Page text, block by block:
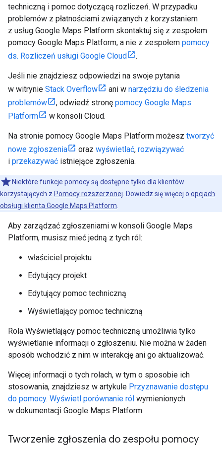
techniczną i pomoc dotyczącą rozliczeń. W przypadku
problemów z płatnościami związanych z korzystaniem
z usług Google Maps Platform skontaktuj się z zespołem
pomocy Google Maps Platform, a nie z zespołem pomocy
ds. Rozliczeń usługi Google Cloud
.
Jeśli nie znajdziesz odpowiedzi na swoje pytania
w witrynie Stack Overflow ani w narzędziu do śledzenia
problemów
, odwiedź stronę pomocy Google Maps
Platform
w konsoli Cloud.
Na stronie pomocy Google Maps Platform możesz tworzyć
nowe zgłoszenia
oraz wyświetlać, rozwiązywać
i przekazywać istniejące zgłoszenia.
Niektóre funkcje pomocy są dostępne tylko dla klientów
korzystających z Pomocy rozszerzonej . Dowiedz się więcej o opcjach
obsługi klienta Google Maps Platform
Aby zarządzać zgłoszeniami w konsoli Google Maps
Platform, musisz mieć jedną z tych ról:
właściciel projektu
Edytujący projekt
Edytujący pomoc techniczną
Wyświetlający pomoc techniczną
Rola Wyświetlający pomoc techniczną umożliwia tylko
wyświetlanie informacji o zgłoszeniu. Nie można w żaden
sposób wchodzić z nim w interakcję ani go aktualizować.
Więcej informacji o tych rolach, w tym o sposobie ich
stosowania, znajdziesz w artykule Przyznawanie dostępu
do pomocy. Wyświetl porównanie ról wymienionych
w dokumentacji Google Maps Platform.
Tworzenie zgłoszenia do zespołu pomocy